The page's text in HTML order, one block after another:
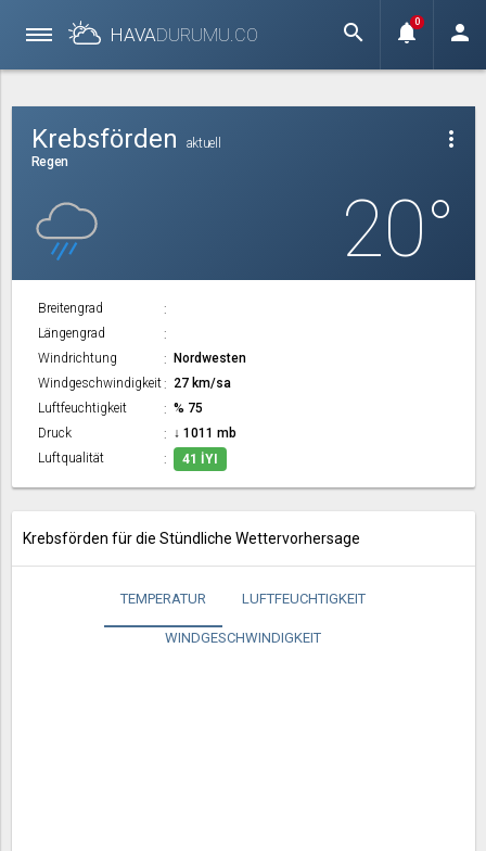
HAVADURUMU.CO search notifications
0 person
more_vert
Krebsförden
aktuell
Regen
20°
Breitengrad
Längengrad
Windrichtung
Nordwesten
Windgeschwindigkeit
27 km/sa
Luftfeuchtigkeit
% 75
Druck
↓ 1011 mb
Luftqualität
41 İYI
Krebsförden für die Stündliche Wettervorhersage
TEMPERATUR LUFTFEUCHTIGKEIT
WINDGESCHWINDIGKEIT